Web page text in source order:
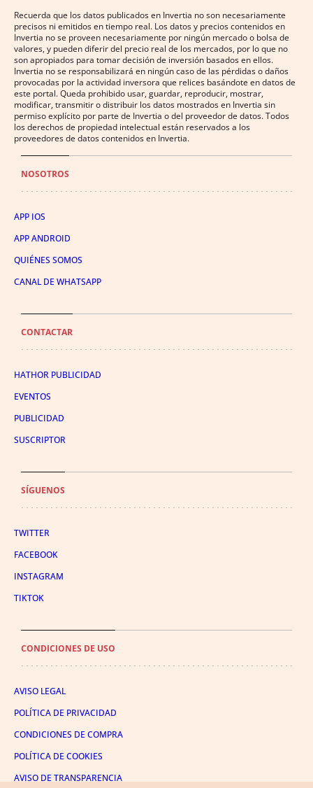
Recuerda que los datos publicados en Invertia no son necesariamente
precisos ni emitidos en tiempo real. Los datos y precios contenidos en
Invertia no se proveen necesariamente por ningún mercado o bolsa de
valores, y pueden diferir del precio real de los mercados, por lo que no
son apropiados para tomar decisión de inversión basados en ellos.
Invertia no se responsabilizará en ningún caso de las pérdidas o daños
provocadas por la actividad inversora que relices basándote en datos de
este portal. Queda prohibido usar, guardar, reproducir, mostrar,
modificar, transmitir o distribuir los datos mostrados en Invertia sin
permiso explícito por parte de Invertia o del proveedor de datos. Todos
los derechos de propiedad intelectual están reservados a los
proveedores de datos contenidos en Invertia.
NOSOTROS
APP IOS
APP ANDROID
QUIÉNES SOMOS
CANAL DE WHATSAPP
CONTACTAR
HATHOR PUBLICIDAD
EVENTOS
PUBLICIDAD
SUSCRIPTOR
SÍGUENOS
TWITTER
FACEBOOK
INSTAGRAM
TIKTOK
CONDICIONES DE USO
AVISO LEGAL
POLÍTICA DE PRIVACIDAD
CONDICIONES DE COMPRA
POLÍTICA DE COOKIES
AVISO DE TRANSPARENCIA